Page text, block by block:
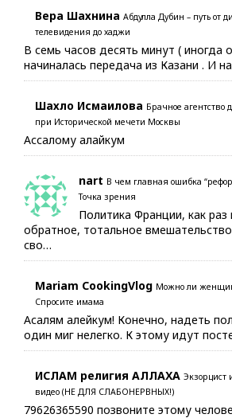
Вера Шахнина Абдулла Дубин – путь от
телевидения до хаджи
В семь часов десять минут ( иногда
начиналась передача из Казани . И
Шахло Исмаилова Брачное агентство
при Исторической мечети Москвы
Ассалому алайкум
nart В чем главная ошибка
Точка зрения
Политика Франции, как раз
обратное, тотальное
сво…
Mariam CookingVlog Можно ли
Спросите имама
Асалям алейкум! Конечно, надеть
один миг нелегко. К этому идут
ИСЛАМ религия АЛЛАХА Экзорцист
видео (НЕ ДЛЯ СЛАБОНЕРВНЫХ!)
79626365590 позвоните этому